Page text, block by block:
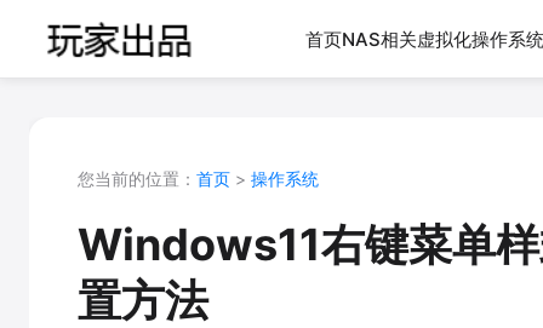
首页NAS相关虚拟化操作系统
您当前的位置： 首页 > 操作系统
Windows11右键菜单
置方法